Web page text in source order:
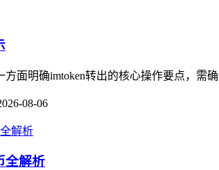
面明确imtoken转出的核心操作要点，
08-06
全解析